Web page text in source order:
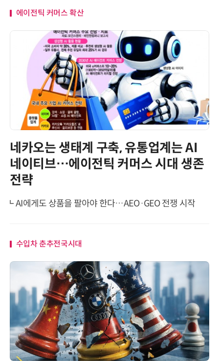
에이전틱 커머스 확산
네카오는 생태계 구축, 유통업계는 AI
네이티브…에이전틱 커머스 시대 생존
전략
AI에게도 상품을 팔아야 한다…AEO·GEO 전쟁 시작
수입차 춘추전국시대